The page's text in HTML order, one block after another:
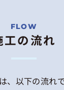
工の流れ
、以下の流れ